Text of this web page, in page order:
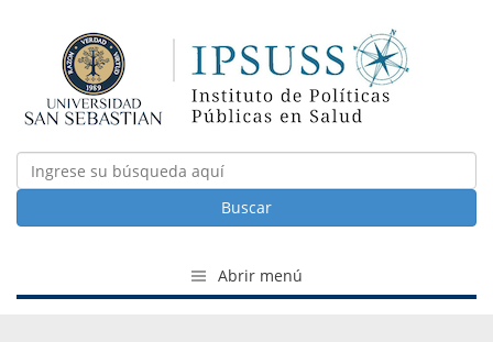
Buscar
Abrir menú